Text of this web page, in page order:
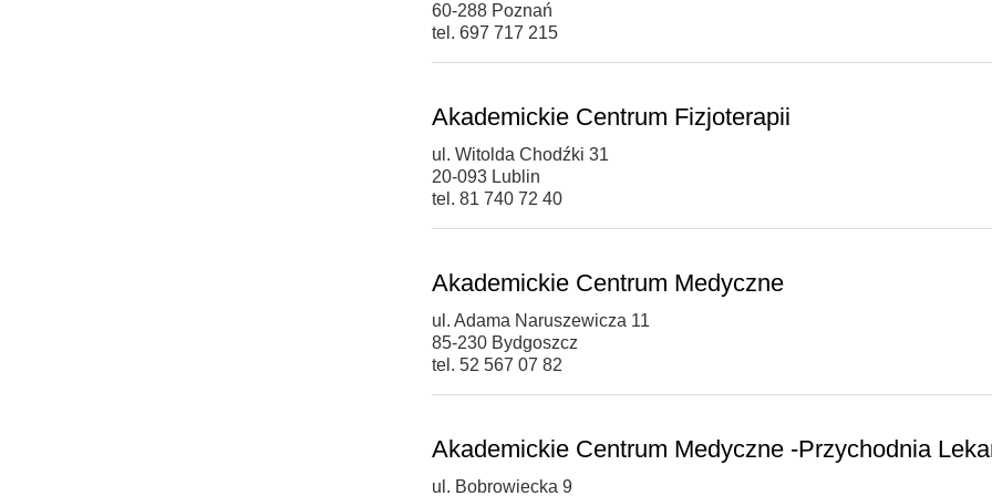
60-288 Poznań
tel. 697 717 215
Akademickie Centrum Fizjoterapii
ul. Witolda Chodźki 31
20-093 Lublin
tel. 81 740 72 40
Akademickie Centrum Medyczne
ul. Adama Naruszewicza 11
85-230 Bydgoszcz
tel. 52 567 07 82
Akademickie Centrum Medyczne -Przychodnia
ul. Bobrowiecka 9